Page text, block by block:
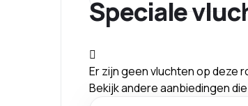
Speciale
Er zijn geen vluchten op deze
Bekijk andere aanbiedingen